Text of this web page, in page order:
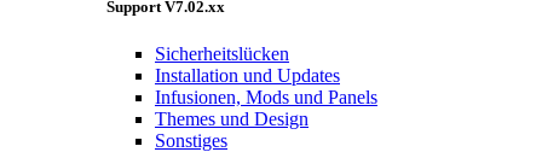
Support V7.02.xx
Sicherheitslücken
Installation und Updates
Infusionen, Mods und Panels
Themes und Design
Sonstiges